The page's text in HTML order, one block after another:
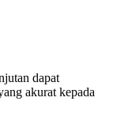
dapat
akurat kepada